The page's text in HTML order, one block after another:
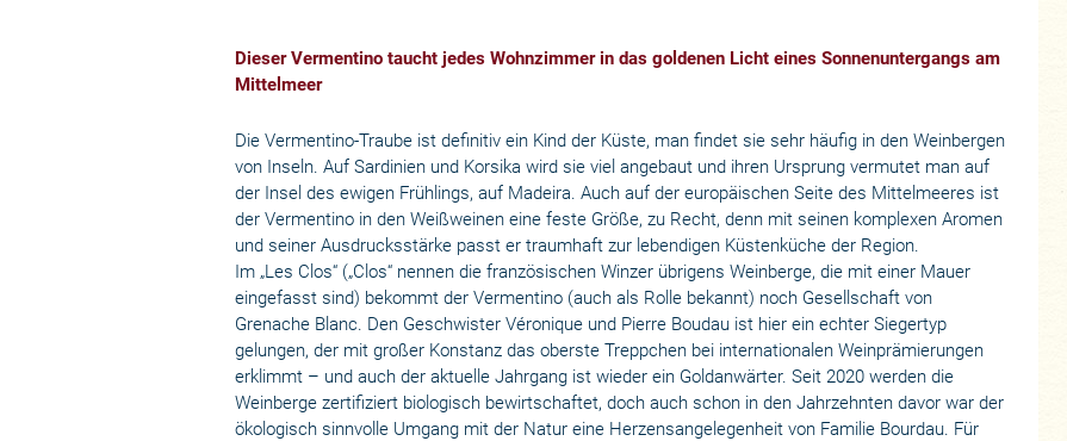
Dieser Vermentino taucht jedes Wohnzimmer in das goldenen Licht eines Sonnenuntergangs am
Mittelmeer
Die Vermentino-Traube ist definitiv ein Kind der Küste, man findet sie sehr häufig in den Weinbergen
von Inseln. Auf Sardinien und Korsika wird sie viel angebaut und ihren Ursprung vermutet man auf
der Insel des ewigen Frühlings, auf Madeira. Auch auf der europäischen Seite des Mittelmeeres ist
der Vermentino in den Weißweinen eine feste Größe, zu Recht, denn mit seinen komplexen Aromen
und seiner Ausdrucksstärke passt er traumhaft zur lebendigen Küstenküche der Region.
Im „Les Clos“ („Clos“ nennen die französischen Winzer übrigens Weinberge, die mit einer Mauer
eingefasst sind) bekommt der Vermentino (auch als Rolle bekannt) noch Gesellschaft von
Grenache Blanc. Den Geschwister Véronique und Pierre Boudau ist hier ein echter Siegertyp
gelungen, der mit großer Konstanz das oberste Treppchen bei internationalen Weinprämierungen
erklimmt – und auch der aktuelle Jahrgang ist wieder ein Goldanwärter. Seit 2020 werden die
Weinberge zertifiziert biologisch bewirtschaftet, doch auch schon in den Jahrzehnten davor war der
ökologisch sinnvolle Umgang mit der Natur eine Herzensangelegenheit von Familie Bourdau. Für